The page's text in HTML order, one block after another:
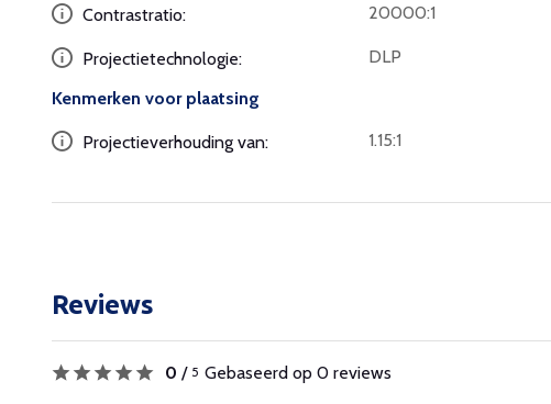
Contrastratio: 20000:1
Projectietechnologie:
DLP
Kenmerken voor plaatsing
Projectieverhouding van: 1.15:1
Reviews
0 / 5 Gebaseerd op 0 reviews